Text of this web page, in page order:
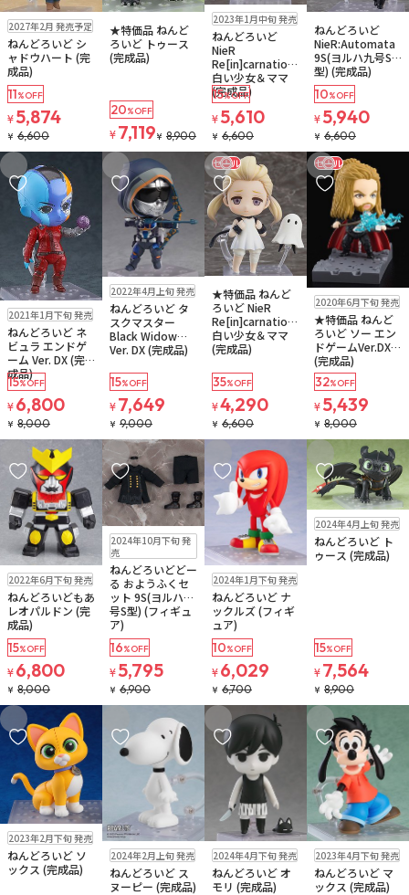
予約品
2027年2月 発売予定
ねんどろいど シ
ャドウハート (完
成品)
11%OFF
¥ 5,874
¥ 6,600
★特価品 ねんど
ろいど トゥース
(完成品)
20%OFF
¥ 7,119¥ 8,900
販売中
2023年1月中旬 発売
ねんどろいど
NieR
Re[in]carnation
白い少女＆ママ
(完成品)
15%OFF
¥ 5,610
¥ 6,600
ねんどろいど
NieR:Automata
9S(ヨルハ九号S
型) (完成品)
10%OFF
¥ 5,940
¥ 6,600
お気に入りに追加
販売中
2021年1月下旬 発売
ねんどろいど ネ
ビュラ エンドゲ
ーム Ver. DX (完
成品)
15%OFF
¥ 6,800
¥ 8,000
お気に入りに追加
販売中
2022年4月上旬 発売
ねんどろいど タ
スクマスター
Black Widow
Ver. DX (完成品)
15%OFF
¥ 7,649
¥ 9,000
セール
お気に入りに追加
★特価品 ねんど
ろいど NieR
Re[in]carnation
白い少女＆ママ
(完成品)
35%OFF
¥4,290
¥ 6,600
セール
お気に入りに
販売中残り2個
2020年6月下旬 発売
★特価品 ねんど
ろいど ソー エン
ドゲームVer.DX
(完成品)
32%OFF
¥ 5,439
¥ 8,000
お気に入りに追加
販売中
2022年6月下旬 発売
ねんどろいどもあ
レオパルドン (完
成品)
15%OFF
¥ 6,800
¥ 8,000
お気に入りに追加
販売中ゆうパケット
2024年10月下旬 発
売
ねんどろいどどー
る おようふくセ
ット 9S(ヨルハ九
号S型) (フィギュ
ア)
16%OFF
¥ 5,795
¥ 6,900
お気に入りに追加
在庫なし
注文再開メール
2024年1月下旬 発売
ねんどろいど ナ
ックルズ (フィギ
ュア)
10%OFF
¥ 6,029
¥ 6,700
お気に入りに
在庫なし
2024年4月上旬 発売
ねんどろいど ト
ゥース (完成品)
15%OFF
¥ 7,564
¥ 8,900
お気に入りに追加
在庫なし
2023年2月下旬 発売
ねんどろいど ソ
ックス (完成品)
お気に入りに追加
在庫なし
2024年2月上旬 発売
ねんどろいど ス
ヌーピー (完成品)
お気に入りに追加
在庫なし
注文再開メール
2024年4月下旬 発売
ねんどろいど オ
モリ (完成品)
お気に入りに
在庫なし
注文再開メール
2023年4月下旬 発売
ねんどろいど マ
ックス (完成品)